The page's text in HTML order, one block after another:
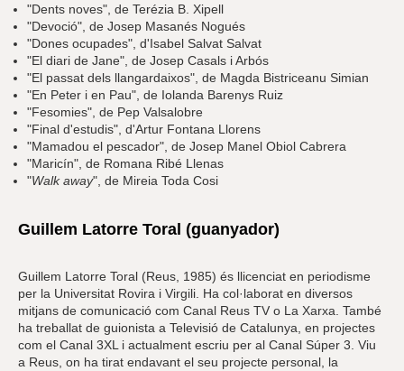
"Dents noves", de Terézia B. Xipell
"Devoció", de Josep Masanés Nogués
"Dones ocupades", d'Isabel Salvat Salvat
"El diari de Jane", de Josep Casals i Arbós
"El passat dels llangardaixos", de Magda Bistriceanu Simian
"En Peter i en Pau", de Iolanda Barenys Ruiz
"Fesomies", de Pep Valsalobre
"Final d'estudis", d'Artur Fontana Llorens
"Mamadou el pescador", de Josep Manel Obiol Cabrera
"Maricín", de Romana Ribé Llenas
"Walk away", de Mireia Toda Cosi
Guillem Latorre Toral (guanyador)
Guillem Latorre Toral (Reus, 1985) és llicenciat en periodisme
per la Universitat Rovira i Virgili. Ha col·laborat en diversos
mitjans de comunicació com Canal Reus TV o La Xarxa. També
ha treballat de guionista a Televisió de Catalunya, en projectes
com el Canal 3XL i actualment escriu per al Canal Súper 3. Viu
a Reus, on ha tirat endavant el seu projecte personal, la